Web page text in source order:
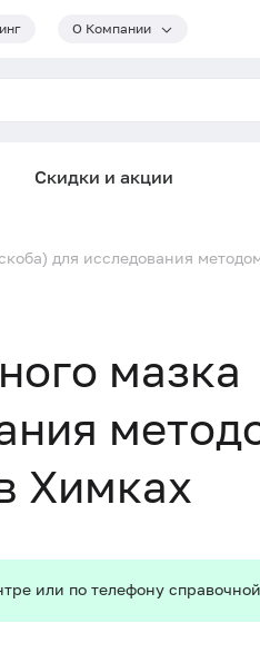
О Компании
Скидки и акции
для исследования
мазка
Химках
или по телефону